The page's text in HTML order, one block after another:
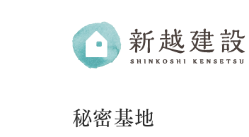
秘密基地